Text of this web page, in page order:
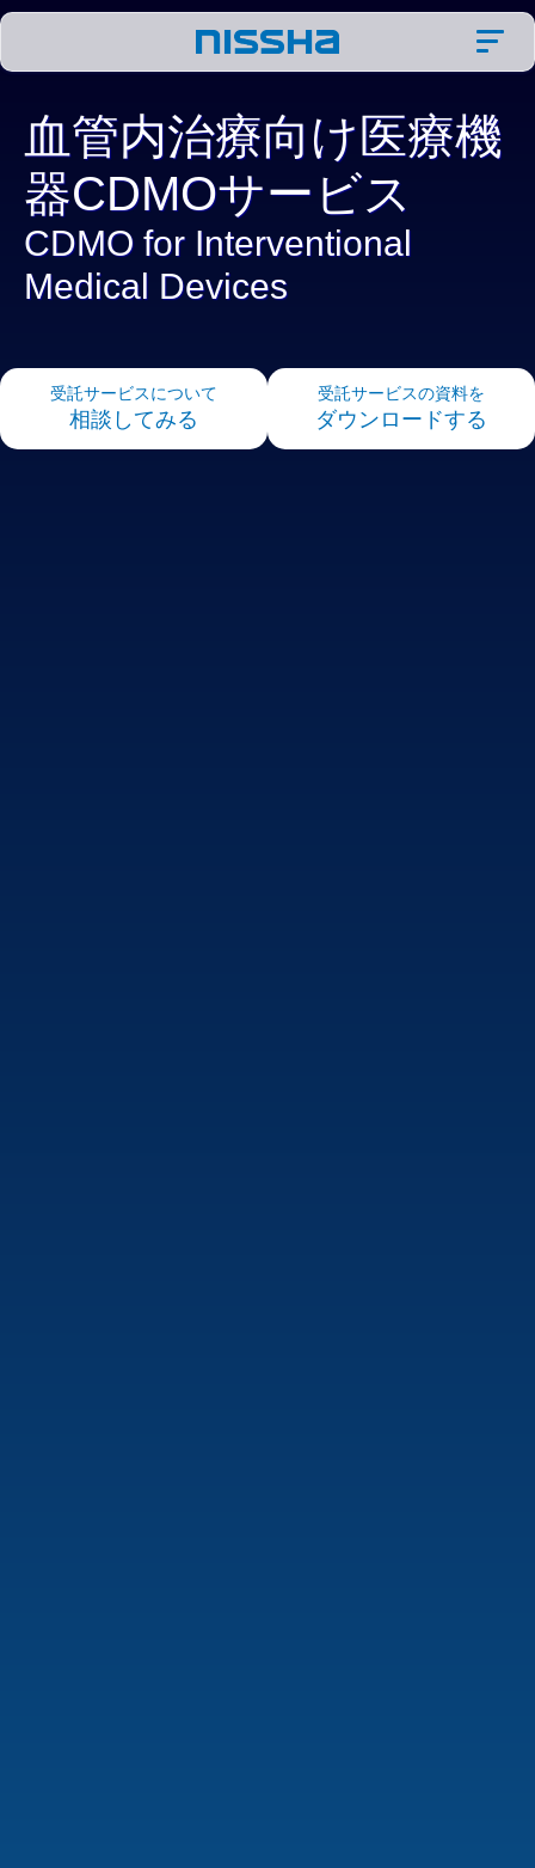
血管内治療向け医療機
器CDMOサービス
CDMO for Interventional
Medical Devices
受託サービスについて
相談してみる
受託サービスの資料を
ダウンロードする